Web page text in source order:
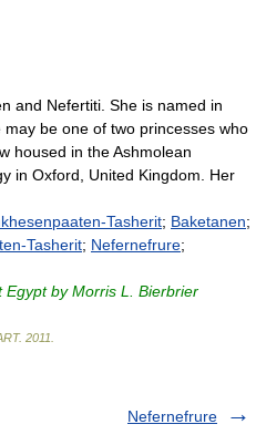
and Nefertiti. She is named in
be one of two princesses who
housed in the Ashmolean
in Oxford, United Kingdom. Her
Tasherit; Baketanen;
Tasherit; Nefernefrure;
Egypt by Morris L. Bierbrier
. 2011
Nefernefrure